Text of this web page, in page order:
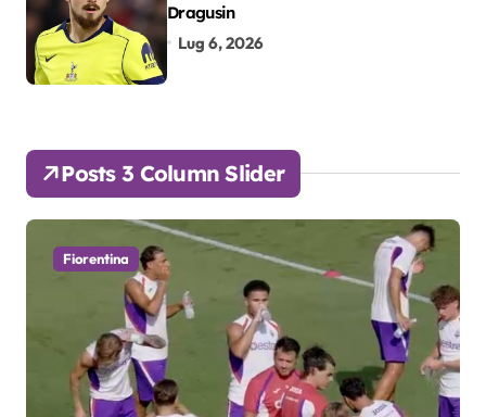
Dragusin
Lug 6, 2026
Posts 3 Column Slider
Fiorentina